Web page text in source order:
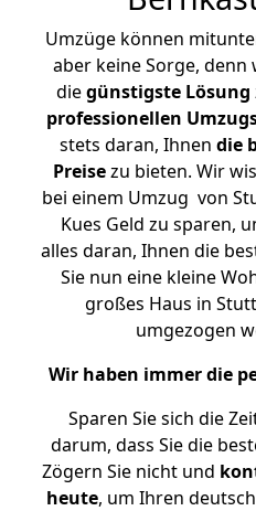
Umzüge können
aber keine Sorge, denn
diegünstigste Lösung
professionellen
stets daran, Ihnen die
Preisezu bieten. Wir
bei einem Umzug von
Kues Geld zu sparen,
alles daran, Ihnen die
Sie nun eine kleine
großes Haus in
umgezogen
Wir haben immer die
Sparen Sie sich die
darum, dass Sie die
Zögern Sie nicht und
heute, um Ihren